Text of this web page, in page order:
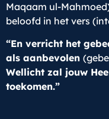
Maqaam ul-
beloofd in het vers
“En verricht het
als aanbevolen
Wellicht zal jouw
toekomen.”